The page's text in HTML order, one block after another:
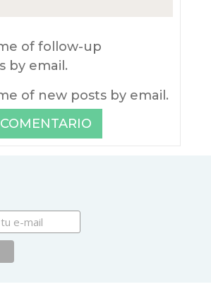
of follow-up
by email.
of new posts by email.